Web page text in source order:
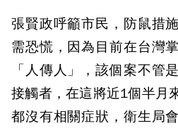
張賢政呼籲市民，防鼠措
需恐慌，因為目前在台灣
「人傳人」，該個案不管
接觸者，在這將近1個半月
都沒有相關症狀，衛生局